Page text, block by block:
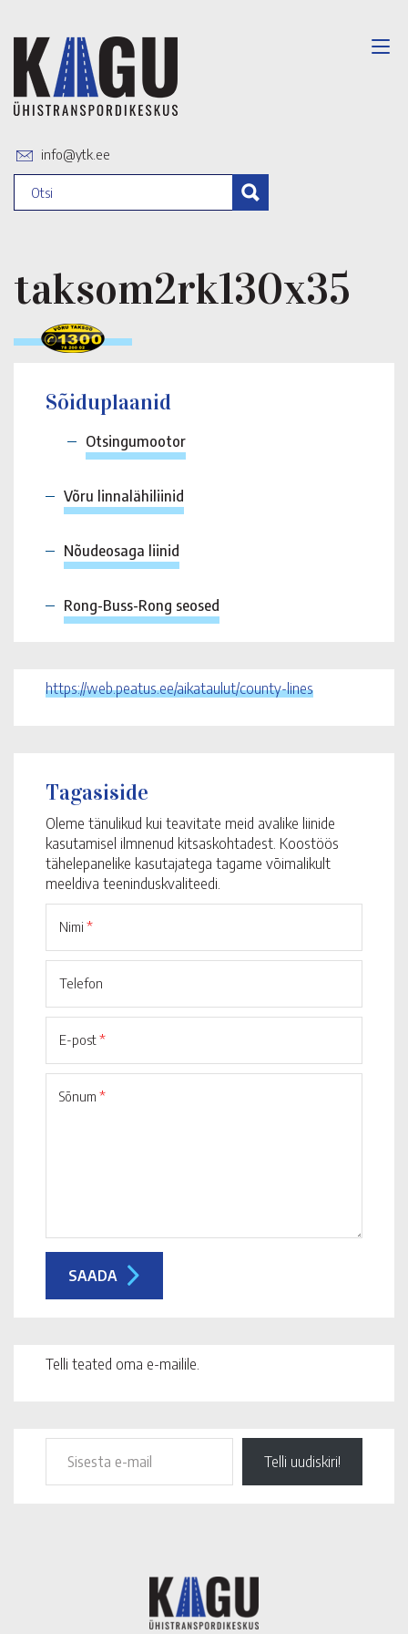
info@ytk.ee
taksom2rk130x35
Sõiduplaanid
Otsingumootor
Võru linnalähiliinid
Nõudeosaga liinid
Rong-Buss-Rong seosed
https://web.peatus.ee/aikataulut/county-lines
Tagasiside
Oleme tänulikud kui teavitate meid avalike liinide
kasutamisel ilmnenud kitsaskohtadest. Koostöös
tähelepanelike kasutajatega tagame võimalikult
meeldiva teeninduskvaliteedi.
Nimi *
Telefon
E-post*
Sõnum *
Telli teated oma e-mailile.
Telli uudiskiri!